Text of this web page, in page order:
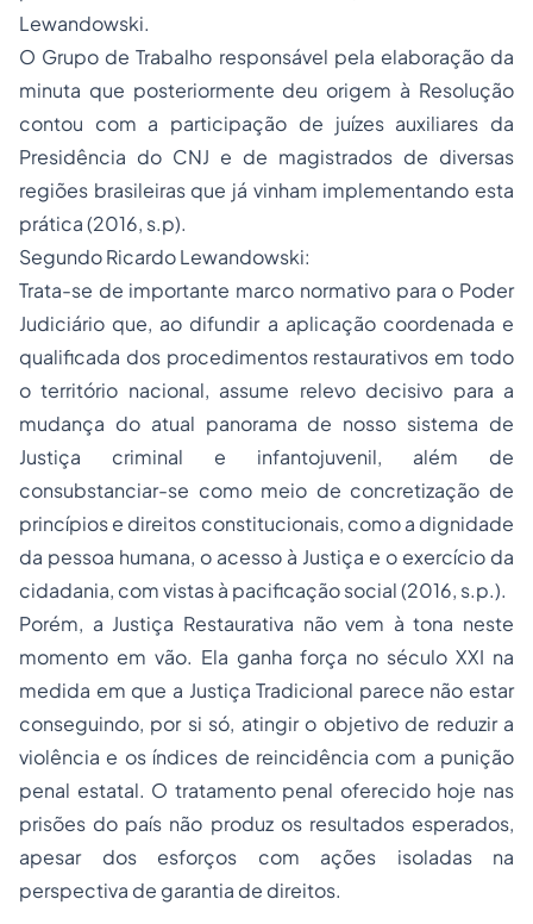
Lewandowski.
O Grupo de Trabalho responsável pela elaboração da
minuta que posteriormente deu origem à Resolução
contou com a participação de juízes auxiliares da
Presidência do CNJ e de magistrados de diversas
regiões brasileiras que já vinham implementando esta
prática (2016, s.p).
Segundo Ricardo Lewandowski:
Trata-se de importante marco normativo para o Poder
Judiciário que, ao difundir a aplicação coordenada e
qualificada dos procedimentos restaurativos em todo
o território nacional, assume relevo decisivo para a
mudança do atual panorama de nosso sistema de
Justiça criminal e infantojuvenil, além de
consubstanciar-se como meio de concretização de
princípios e direitos constitucionais, como a dignidade
da pessoa humana, o acesso à Justiça e o exercício da
cidadania, com vistas à pacificação social (2016, s.p.).
Porém, a Justiça Restaurativa não vem à tona neste
momento em vão. Ela ganha força no século XXI na
medida em que a Justiça Tradicional parece não estar
conseguindo, por si só, atingir o objetivo de reduzir a
violência e os índices de reincidência com a punição
penal estatal. O tratamento penal oferecido hoje nas
prisões do país não produz os resultados esperados,
apesar dos esforços com ações isoladas na
perspectiva de garantia de direitos.